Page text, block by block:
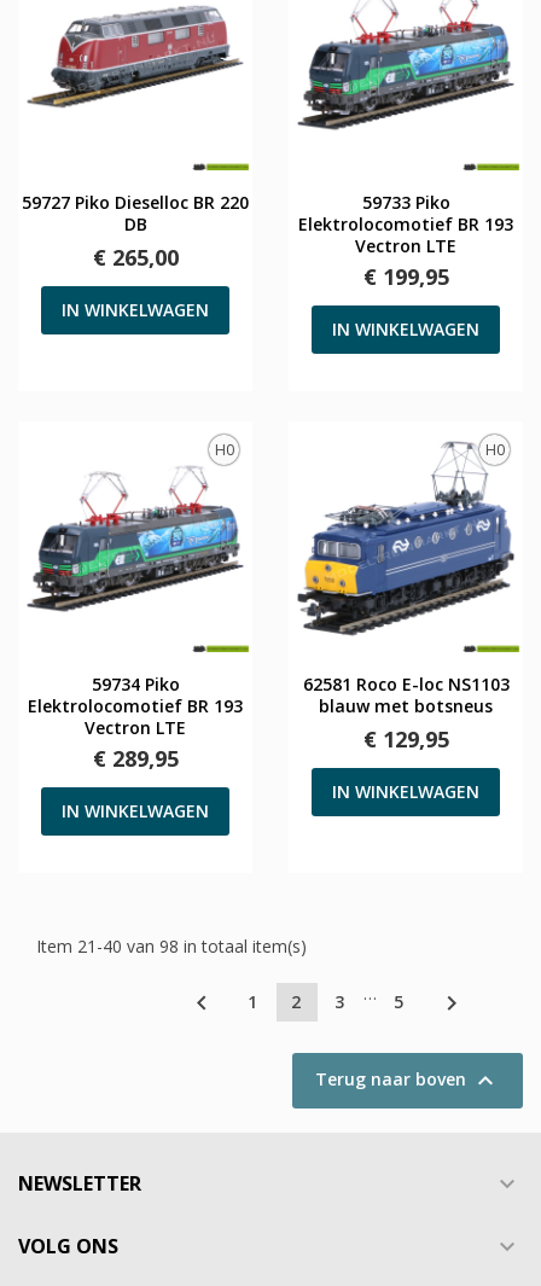
59727 Piko Dieselloc BR 220
DB
€ 265,00
IN WINKELWAGEN
59733 Piko
Elektrolocomotief BR 193
Vectron LTE
€ 199,95
IN WINKELWAGEN
H0
59734 Piko
Elektrolocomotief BR 193
Vectron LTE
€ 289,95
IN WINKELWAGEN
H0
62581 Roco E-loc NS1103
blauw met botsneus
€ 129,95
IN WINKELWAGEN
Item 21-40 van 98 in totaal item(s)
 1 2 3 … 5 
Terug naar boven 
NEWSLETTER 
VOLG ONS 